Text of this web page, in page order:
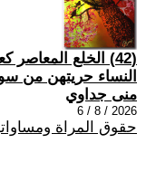
(42) الخلع
النساء حريتهن من
منى جداوي
2026 / 8 / 6
حقوق المراة